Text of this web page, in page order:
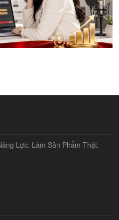
Lực. Làm Sản Phẩm Thật.